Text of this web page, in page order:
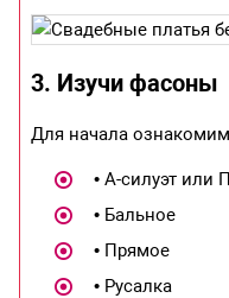
3. Изучи фасоны
Для начала
• А-силуэт или
• Бальное
• Прямое
• Русалка